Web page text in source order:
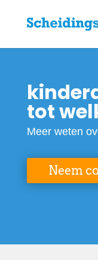
tot
Meer weten
Neem